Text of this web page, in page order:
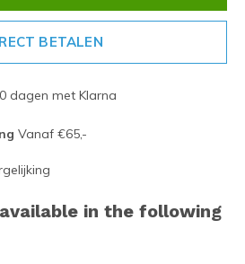
BETALEN
dagen met Klarna
Vanaf €65,-
in the following